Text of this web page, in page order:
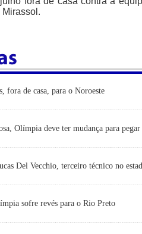
fora de casa, para o Noroeste
Olímpia deve ter mudança para pegar
Del Vecchio, terceiro técnico no
sofre revés para o Rio Preto